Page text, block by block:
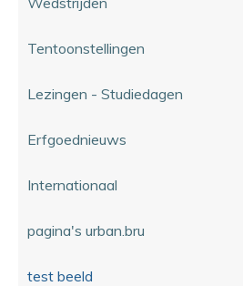
Tentoonstellingen
Lezingen - Studiedagen
Erfgoednieuws
Internationaal
pagina's urban.bru
test beeld